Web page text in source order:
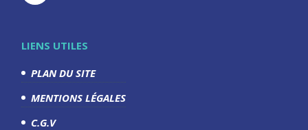
LIENS UTILES
PLAN DU SITE
MENTIONS LÉGALES
C.G.V